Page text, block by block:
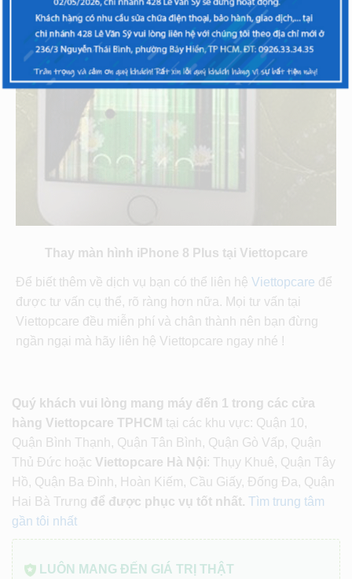
Thay màn hình iPhone 8 Plus tại Viettopcare
Để biết thêm về dịch vụ bạn có thể liên hệ Viettopcare để
được tư vấn cụ thể, rõ ràng hơn nữa. Mọi tư vấn tại
Viettopcare đều miễn phí và chân thành nên bạn đừng
ngần ngại mà hãy liên hệ Viettopcare ngay nhé !
Quý khách vui lòng mang máy đến 1 trong các cửa
hàng Viettopcare TPHCM tại các khu vực: Quận 10,
Quận Bình Thạnh, Quận Tân Bình, Quận Gò Vấp, Quận
Thủ Đức hoặc Viettopcare Hà Nội: Thụy Khuê, Quận Tây
Hồ, Quận Ba Đình, Hoàn Kiếm, Cầu Giấy, Đống Đa, Quận
Hai Bà Trưng để được phục vụ tốt nhất. Tìm trung tâm
gần tôi nhất
LUÔN MANG ĐẾN GIÁ TRỊ THẬT